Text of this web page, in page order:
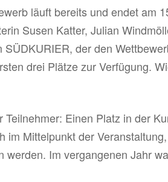
läuft bereits und endet am
Susen Katter, Julian
SÜDKURIER, der den
drei Plätze zur Verfügung.
Teilnehmer: Einen Platz in der
im Mittelpunkt der
werden. Im vergangenen Jahr